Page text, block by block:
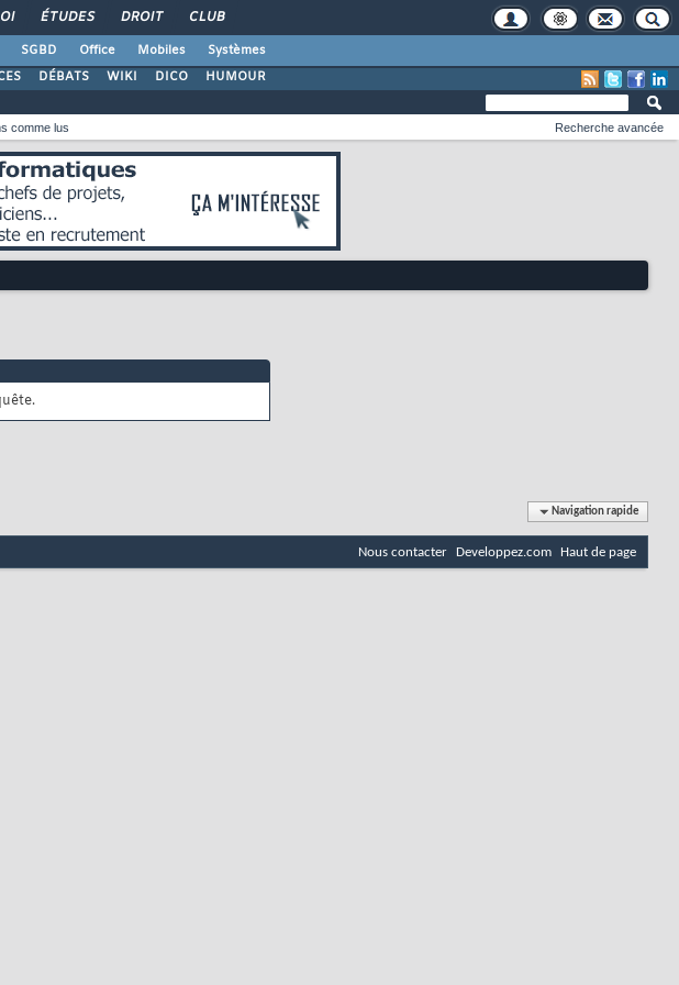
ÉTUDES DROIT CLUB
SGBD Office Mobiles
Systèmes
DÉBATS WIKI DICO HUMOUR
comme lus Recherche avancée
Navigation rapide
Nous contacter Developpez.com Haut de page